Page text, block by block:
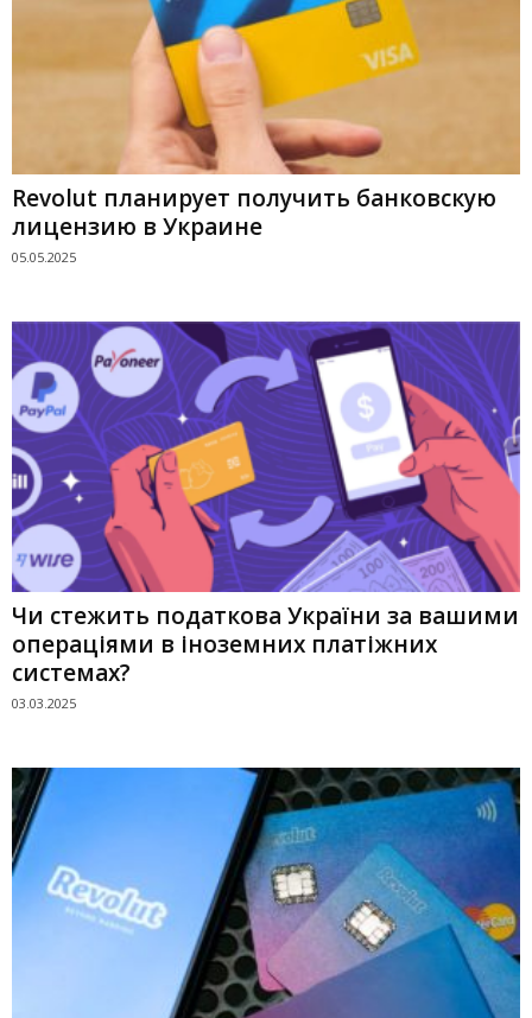
Revolut планирует получить банковскую
лицензию в Украине
05.05.2025
Чи стежить податкова України за вашими
операціями в іноземних платіжних
системах?
03.03.2025